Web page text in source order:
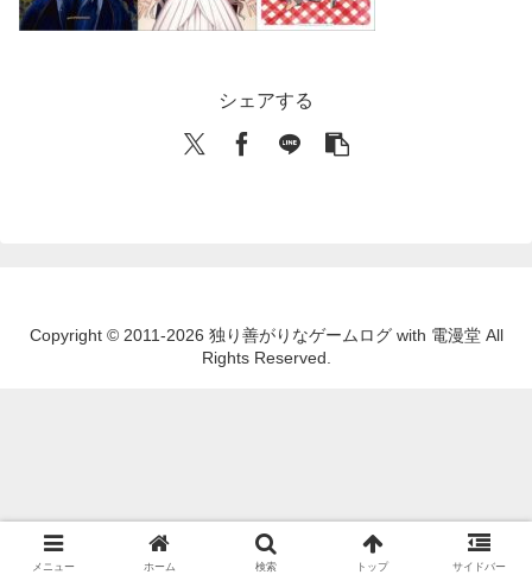
シェアする
Copyright © 2011-2026 独り善がりなゲームログ with 電漫堂 All
Rights Reserved.
メニュー ホーム 検索 トップ サイドバー